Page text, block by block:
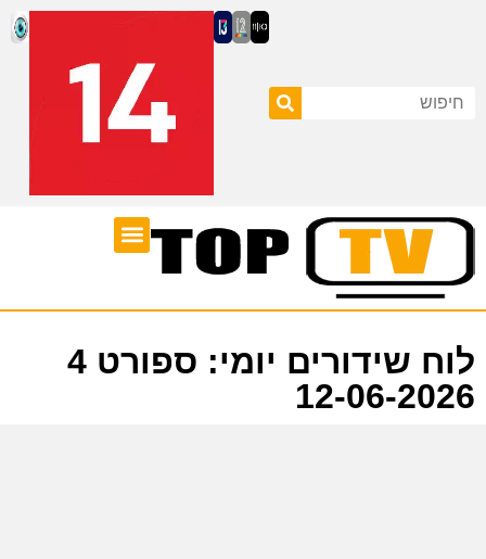
לוח שידורים יומי: ספורט 4
12-06-2026